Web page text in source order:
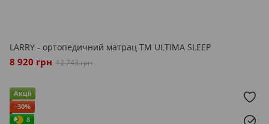
LARRY - ортопедичний матрац ТМ ULTIMA SLEEP
8 920 грн 12 743 грн
Акції
−30%
8